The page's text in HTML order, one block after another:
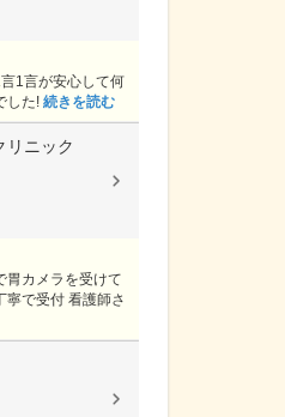
1言が安心して何
した! 続きを読む
リニック
胃カメラを受けて
寧で受付 看護師さ